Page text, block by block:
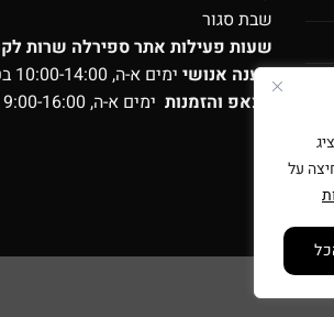
על
שבת סגור
שעות פעילות אתר ספירלה שרות
מענה אנושי ימים א-ה, 10:00-14:00 בטלפון:
ווצאפ והזמנות ימים א-ה, 9:00-16:00
צעצועים?